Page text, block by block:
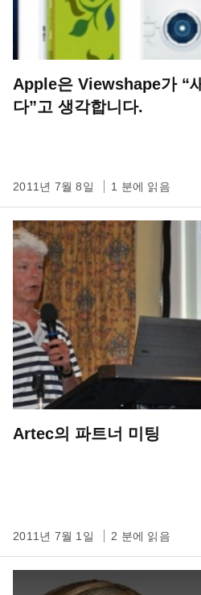
Apple은 Viewshape가 “
다”고 생각합니다.
2011년 7월 8일 1 분에 읽음
Artec의 파트너 미팅
2011년 7월 1일 2 분에 읽음